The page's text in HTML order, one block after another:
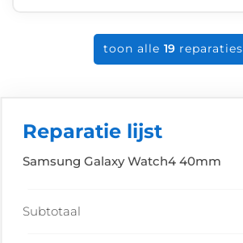
toon alle 19 reparaties
Reparatie lijst
Samsung Galaxy Watch4 40mm
Subtotaal